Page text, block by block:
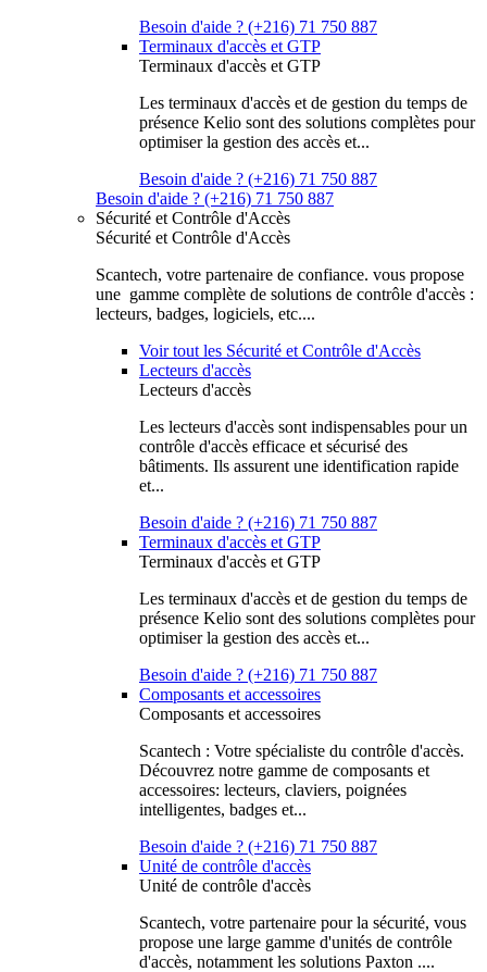
Besoin d'aide ? (+216) 71 750 887
Terminaux d'accès et GTP
Terminaux d'accès et GTP
Les terminaux d'accès et de gestion du temps de
présence Kelio sont des solutions complètes pour
optimiser la gestion des accès et...
Besoin d'aide ? (+216) 71 750 887
Besoin d'aide ? (+216) 71 750 887
Sécurité et Contrôle d'Accès
Sécurité et Contrôle d'Accès
Scantech, votre partenaire de confiance. vous propose
une gamme complète de solutions de contrôle d'accès :
lecteurs, badges, logiciels, etc....
Voir tout les Sécurité et Contrôle d'Accès
Lecteurs d'accès
Lecteurs d'accès
Les lecteurs d'accès sont indispensables pour un
contrôle d'accès efficace et sécurisé des
bâtiments. Ils assurent une identification rapide
et...
Besoin d'aide ? (+216) 71 750 887
Terminaux d'accès et GTP
Terminaux d'accès et GTP
Les terminaux d'accès et de gestion du temps de
présence Kelio sont des solutions complètes pour
optimiser la gestion des accès et...
Besoin d'aide ? (+216) 71 750 887
Composants et accessoires
Composants et accessoires
Scantech : Votre spécialiste du contrôle d'accès.
Découvrez notre gamme de composants et
accessoires: lecteurs, claviers, poignées
intelligentes, badges et...
Besoin d'aide ? (+216) 71 750 887
Unité de contrôle d'accès
Unité de contrôle d'accès
Scantech, votre partenaire pour la sécurité, vous
propose une large gamme d'unités de contrôle
d'accès, notamment les solutions Paxton ....